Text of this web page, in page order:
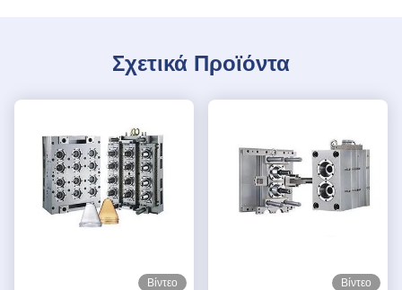
Σχετικά Προϊόντα
Βίντεο Βίντεο